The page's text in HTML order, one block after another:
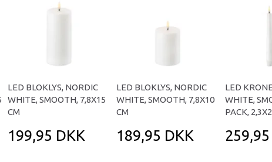
LED BLOKLYS, NORDIC
WHITE, SMOOTH, 7,8X15
CM
199,95 DKK
LED BLOKLYS, NORDIC
WHITE, SMOOTH, 7,8X10
CM
189,95 DKK
LED
WHITE,
PACK,